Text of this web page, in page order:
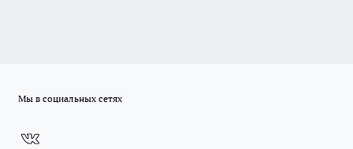
Мы в социальных сетях